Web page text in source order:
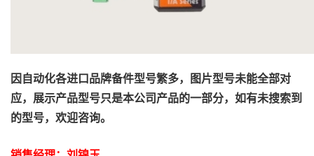
因自动化各进口品牌备件型号繁多，图片型号未能全部对
应，展示产品型号只是本公司产品的一部分，如有未搜索到
的型号，欢迎咨询。